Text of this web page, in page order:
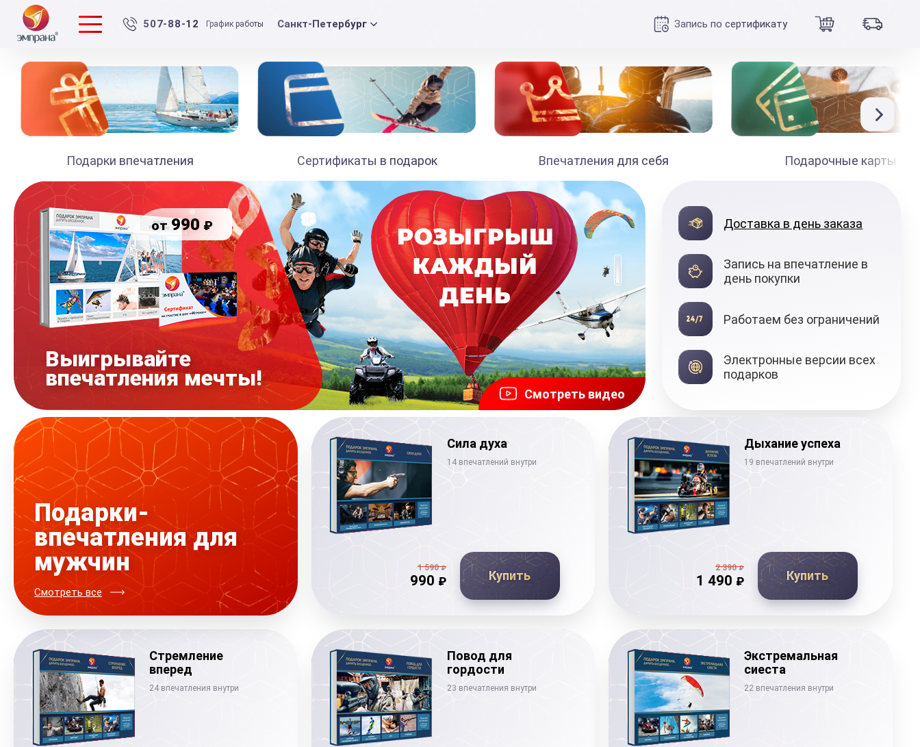
507-88-12 График работы Санкт-Петербург Запись по сертификату
Подарки впечатления Сертификаты в подарок Впечатления для себя Подарочные карты
Смотреть видео
от990 ₽
Выигрывайте
впечатления мечты!
от
Подарочные
сертификаты
Доставка в день заказа
Запись на впечатление в
день покупки
Работаем без ограничений
Электронные версии всех
подарков
Подарки-
впечатления для
мужчин
Смотреть все
Сила духа
14 впечатлений внутри
1 590₽
990 ₽ Купить
Дыхание успеха
19 впечатлений внутри
2 390₽
1 490 ₽ Купить
Стремление
вперед
24 впечатления внутри
Повод для
гордости
23 впечатления внутри
Экстремальная
сиеста
22 впечатления внутри